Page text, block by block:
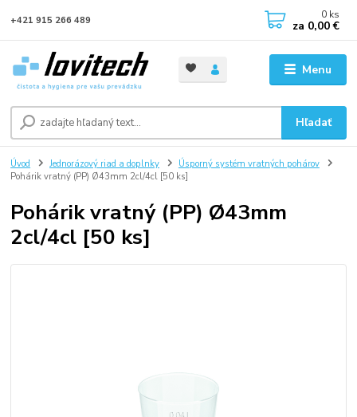
Menu
Hľadať
+421 915 266 489 0 ks
za 0,00 €
Úvod Jednorázový riad a doplnky
Úsporný systém vratných pohárov
Pohárik vratný (PP) Ø43mm 2cl/4cl [50 ks]
Pohárik vratný (PP) Ø43mm
2cl/4cl [50 ks]